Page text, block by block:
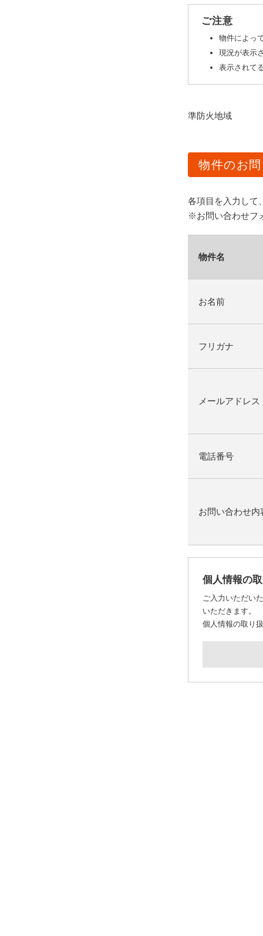
ご注意
物件によっ
現況が表示
表示されて
準防火地域
物件のお
各項目を入力して
※お問い合わせフ
物件名
お名前
フリガナ
メールアドレス
電話番号
お問い合わせ内
個人情報の
ご入力いただい
いただきます。
個人情報の取り